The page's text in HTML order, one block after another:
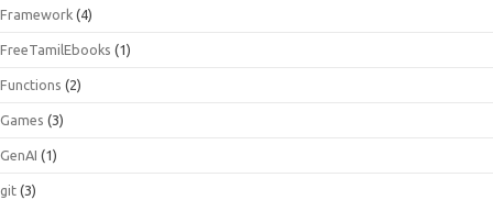
Framework (4)
FreeTamilEbooks (1)
Functions (2)
Games (3)
GenAI (1)
git (3)